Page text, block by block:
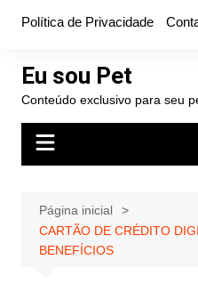
conteúdo
Política de Privacidade
Eu sou Pet
Conteúdo exclusivo para seu
Página inicial
CARTÃO DE CRÉDITO
BENEFÍCIOS